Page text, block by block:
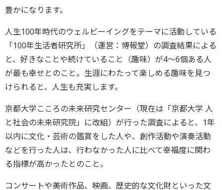
豊かになります。
人生100年時代のウェルビーイングをテーマに活動している
「100年生活者研究所」（運営：博報堂）の調査結果による
と、好きなことや続けていること（趣味）が4～6個ある人
が最も幸せとのこと。生涯にわたって楽しめる趣味を見つ
けられると、人生も充実します。
京都大学こころの未来研究センター（現在は「京都大学 人
と社会の未来研究院」に改組）が行った調査によると、1年
以内に文化・芸術の鑑賞をした人や、創作活動や演奏活動
などを行った人は、行わなかった人に比べて幸福度に関わ
る指標が高かったとのこと。
コンサートや美術作品、映画、歴史的な文化財といった文